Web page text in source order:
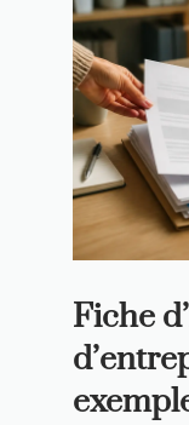
Fiche